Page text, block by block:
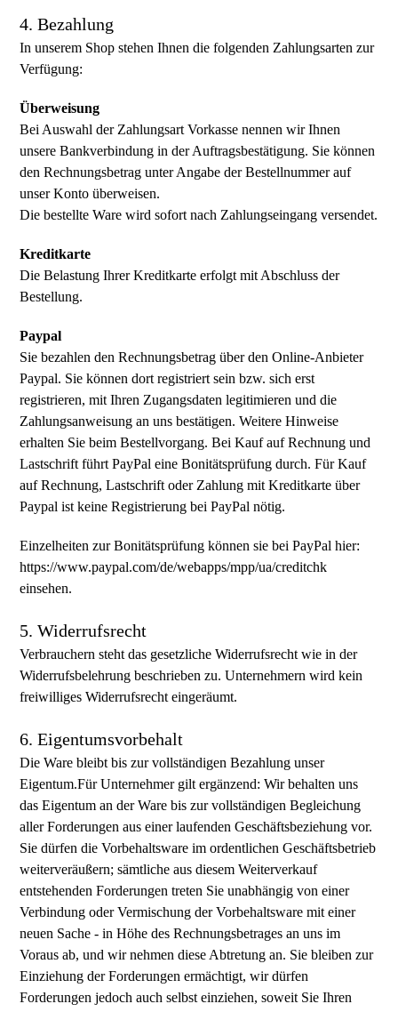
4. Bezahlung
In unserem Shop stehen Ihnen die folgenden Zahlungsarten zur
Verfügung:
Überweisung
Bei Auswahl der Zahlungsart Vorkasse nennen wir Ihnen
unsere Bankverbindung in der Auftragsbestätigung. Sie können
den Rechnungsbetrag unter Angabe der Bestellnummer auf
unser Konto überweisen.
Die bestellte Ware wird sofort nach Zahlungseingang versendet.
Kreditkarte
Die Belastung Ihrer Kreditkarte erfolgt mit Abschluss der
Bestellung.
Paypal
Sie bezahlen den Rechnungsbetrag über den Online-Anbieter
Paypal. Sie können dort registriert sein bzw. sich erst
registrieren, mit Ihren Zugangsdaten legitimieren und die
Zahlungsanweisung an uns bestätigen. Weitere Hinweise
erhalten Sie beim Bestellvorgang. Bei Kauf auf Rechnung und
Lastschrift führt PayPal eine Bonitätsprüfung durch. Für Kauf
auf Rechnung, Lastschrift oder Zahlung mit Kreditkarte über
Paypal ist keine Registrierung bei PayPal nötig.
Einzelheiten zur Bonitätsprüfung können sie bei PayPal hier:
https://www.paypal.com/de/webapps/mpp/ua/creditchk
einsehen.
5. Widerrufsrecht
Verbrauchern steht das gesetzliche Widerrufsrecht wie in der
Widerrufsbelehrung beschrieben zu. Unternehmern wird kein
freiwilliges Widerrufsrecht eingeräumt.
6. Eigentumsvorbehalt
Die Ware bleibt bis zur vollständigen Bezahlung unser
Eigentum.Für Unternehmer gilt ergänzend: Wir behalten uns
das Eigentum an der Ware bis zur vollständigen Begleichung
aller Forderungen aus einer laufenden Geschäftsbeziehung vor.
Sie dürfen die Vorbehaltsware im ordentlichen Geschäftsbetrieb
weiterveräußern; sämtliche aus diesem Weiterverkauf
entstehenden Forderungen treten Sie unabhängig von einer
Verbindung oder Vermischung der Vorbehaltsware mit einer
neuen Sache - in Höhe des Rechnungsbetrages an uns im
Voraus ab, und wir nehmen diese Abtretung an. Sie bleiben zur
Einziehung der Forderungen ermächtigt, wir dürfen
Forderungen jedoch auch selbst einziehen, soweit Sie Ihren